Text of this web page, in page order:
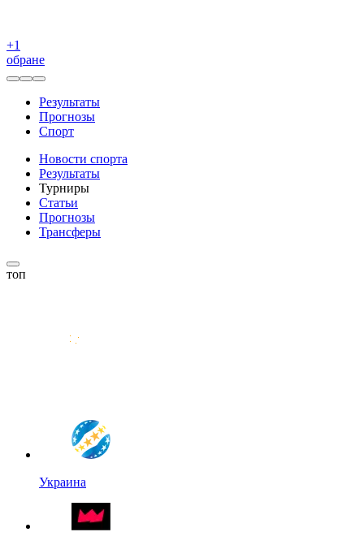
+1
обране
Результаты
Прогнозы
Спорт
Новости спорта
Результаты
Турниры
Статьи
Прогнозы
Трансферы
топ
Украина